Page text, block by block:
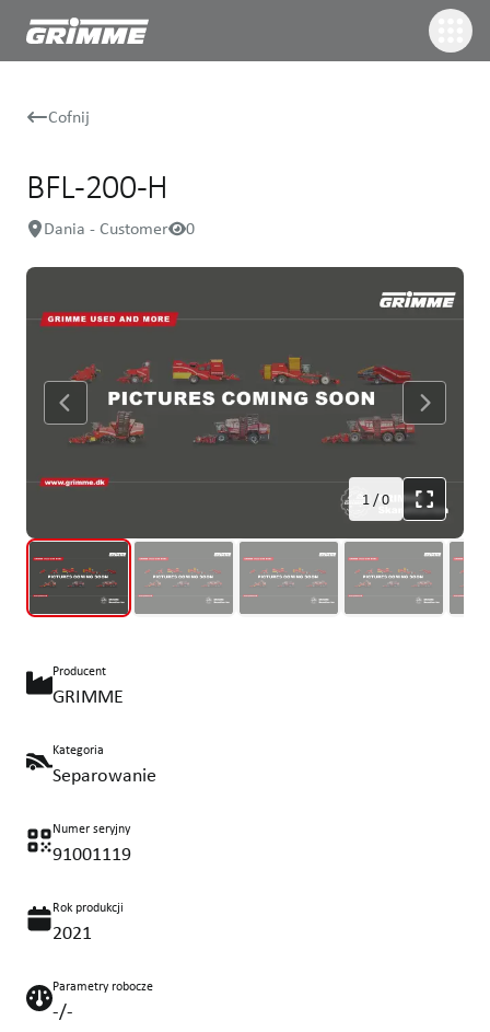
Cofnij
BFL-200-H
Dania - Customer 0
1/0
Producent
GRIMME
Kategoria
Separowanie
Numer seryjny
91001119
Rok produkcji
2021
Parametry robocze
-/-